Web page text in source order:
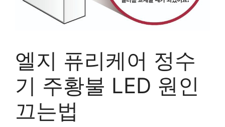
엘지 퓨리케어 정수
기 주황불 LED 원인
끄는법